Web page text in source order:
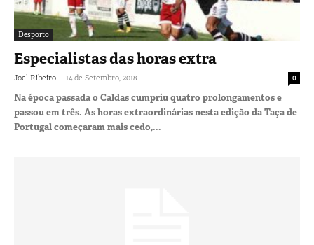
Desporto
Especialistas das horas extra
Joel Ribeiro - 14 de Setembro, 2018 0
Na época passada o Caldas cumpriu quatro prolongamentos e
passou em três. As horas extraordinárias nesta edição da Taça de
Portugal começaram mais cedo,...